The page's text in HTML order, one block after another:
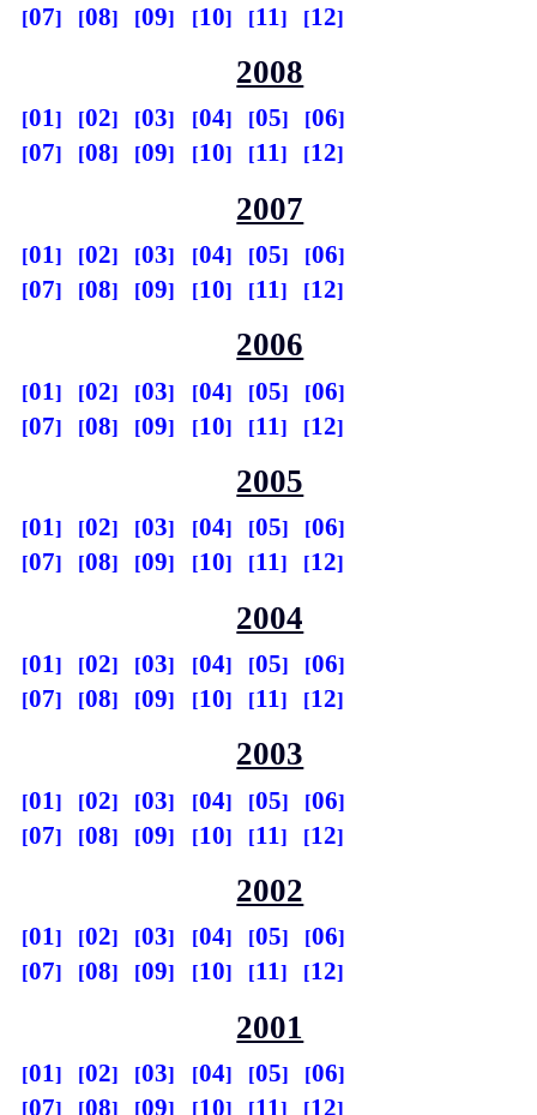
07
08 09 10 11 12
2008
01 02 03 04 05
06
07
08 09 10 11 12
2007
01 02 03 04 05
06
07
08 09 10 11 12
2006
01 02 03 04 05
06
07
08 09 10 11 12
2005
01 02 03 04 05
06
07
08 09 10 11 12
2004
01 02 03 04 05
06
07
08 09 10 11 12
2003
01 02 03 04 05
06
07
08 09 10 11 12
2002
01 02 03 04 05
06
07
08 09 10 11 12
2001
01 02 03 04 05
06
07
08 09 10 11 12